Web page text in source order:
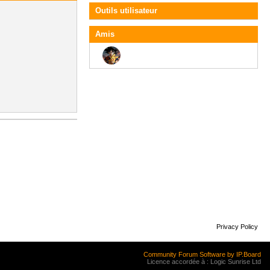
Outils utilisateur
Amis
Privacy Policy
Community Forum Software by IP.Board
Licence accordée à : Logic Sunrise Ltd